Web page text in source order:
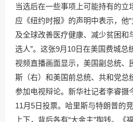
当选后在一些事项上可能持有的立
应《纽约时报》的声明中表示，他
及全球改善医疗健康、减少贫困和
选人”。这张9月10日在美国费城总
视频直播画面显示，美国副总统、
斯（右）和美国前总统、共和党总
参加电视辩论。新华社记者李睿摄
11月5日投票。哈里斯与特朗普的
上下，背后各有“大金主”掏钱。《